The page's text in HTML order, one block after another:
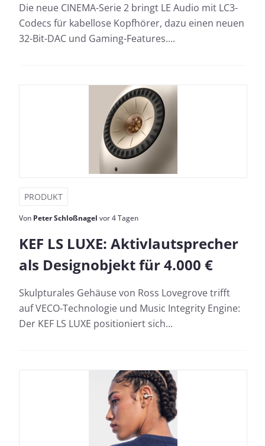
Die neue CINEMA-Serie 2 bringt LE Audio mit LC3-
Codecs für kabellose Kopfhörer, dazu einen neuen
32-Bit-DAC und Gaming-Features....
PRODUKT
Von Peter Schloßnagel vor 4 Tagen
KEF LS LUXE: Aktivlautsprecher
als Designobjekt für 4.000 €
Skulpturales Gehäuse von Ross Lovegrove trifft
auf VECO-Technologie und Music Integrity Engine:
Der KEF LS LUXE positioniert sich...